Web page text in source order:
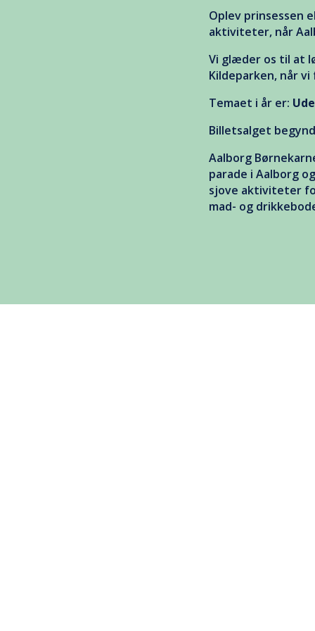
Oplev prinsessen
aktiviteter, når
Vi glæder os til at
Kildeparken, når
Temaet i år er:
Billetsalget
Aalborg
parade i Aalborg
sjove aktiviteter
mad- og